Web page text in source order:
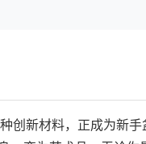
创新材料，正成为新